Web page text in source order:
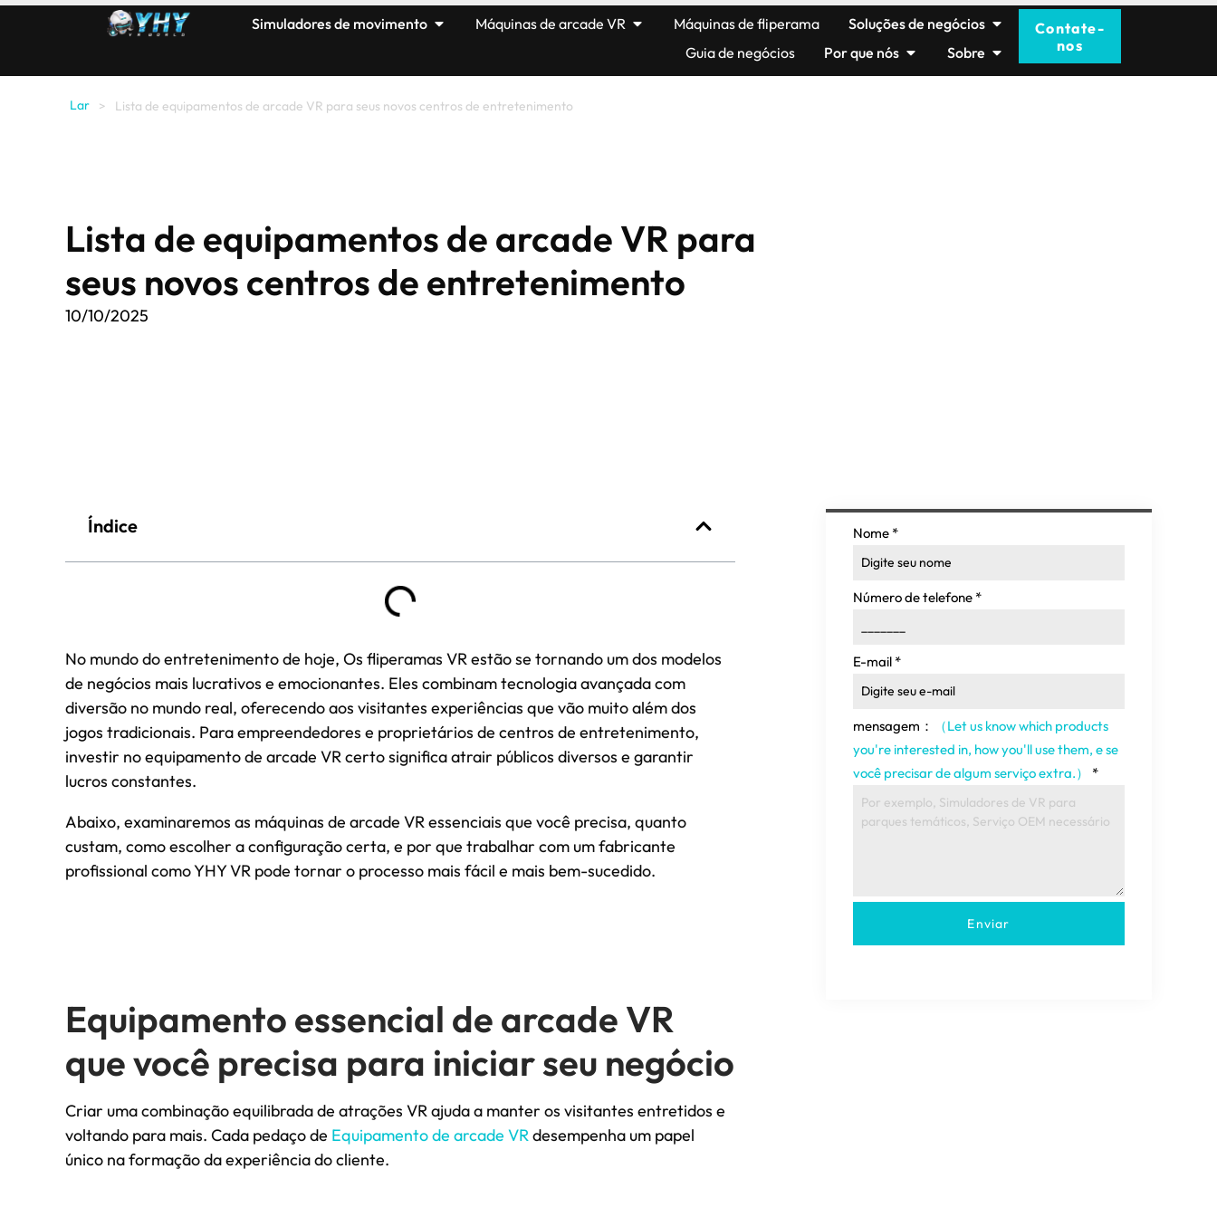
Simuladores de movimento Máquinas de arcade VR Máquinas de fliperama
Soluções de negócios
Guia de negócios
Por que nós Sobre
Contate-
nos
Lar > Lista de equipamentos de arcade VR para seus novos centros de entretenimento
Lista de equipamentos de arcade VR para
seus novos centros de entretenimento
10/10/2025
Índice
No mundo do entretenimento de hoje, Os fliperamas VR estão se tornando um dos modelos
de negócios mais lucrativos e emocionantes. Eles combinam tecnologia avançada com
diversão no mundo real, oferecendo aos visitantes experiências que vão muito além dos
jogos tradicionais. Para empreendedores e proprietários de centros de entretenimento,
investir no equipamento de arcade VR certo significa atrair públicos diversos e garantir
lucros constantes.
Abaixo, examinaremos as máquinas de arcade VR essenciais que você precisa, quanto
custam, como escolher a configuração certa, e por que trabalhar com um fabricante
profissional como YHY VR pode tornar o processo mais fácil e mais bem-sucedido.
Equipamento essencial de arcade VR
que você precisa para iniciar seu negócio
Criar uma combinação equilibrada de atrações VR ajuda a manter os visitantes entretidos e
voltando para mais. Cada pedaço de Equipamento de arcade VRdesempenha um papel
único na formação da experiência do cliente.
Nome *
Número de telefone *
E-mail *
mensagem：
（Let us know which products
you're interested in, how you'll use them, e se
você precisar de algum serviço extra.）
*
Enviar